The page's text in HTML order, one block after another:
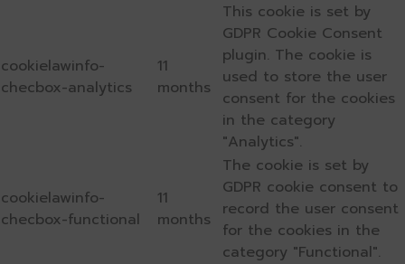
cookielawinfo-
checbox-analytics
11
months
This cookie is set by
GDPR Cookie Consent
plugin. The cookie is
used to store the user
consent for the cookies
in the category
"Analytics".
cookielawinfo-
checbox-functional
11
months
The cookie is set by
GDPR cookie consent to
record the user consent
for the cookies in the
category "Functional".